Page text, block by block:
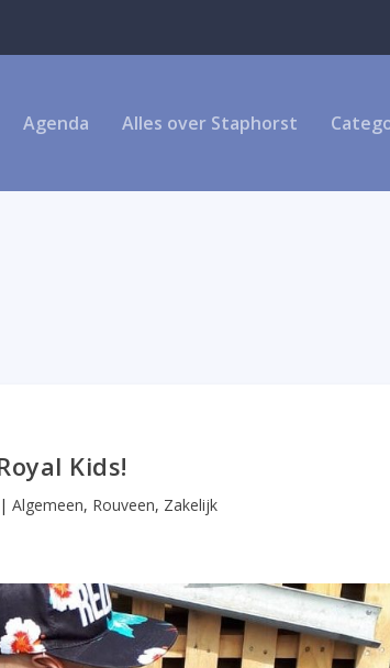
Agenda Alles over Staphorst
Kids!
|Algemeen, Rouveen, Zakelijk